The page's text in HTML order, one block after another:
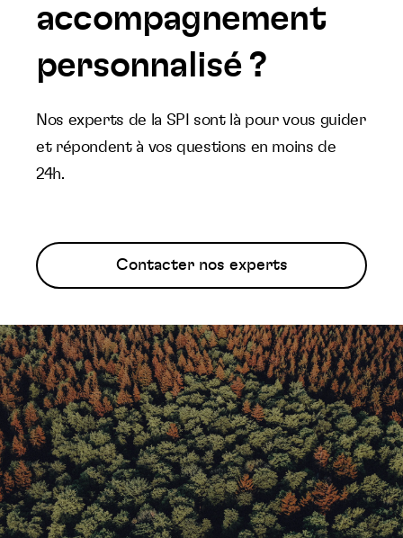
accompagnement
personnalisé ?
Nos experts de la SPI sont là pour vous guider
et répondent à vos questions en moins de
24h.
Contacter nos experts